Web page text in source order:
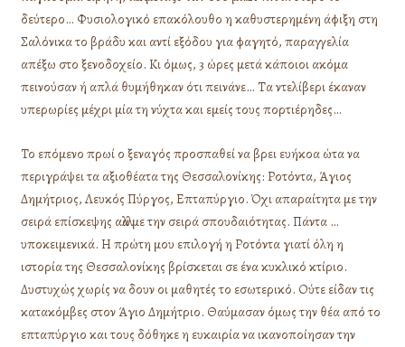
δεύτερο… Φυσιολογικό επακόλουθο η καθυστερημένη άφιξη στη
Σαλόνικα το βράδυ και αντί εξόδου για φαγητό, παραγγελία
απέξω στο ξενοδοχείο. Κι όμως, 3 ώρες μετά κάποιοι ακόμα
πεινούσαν ή απλά θυμήθηκαν ότι πεινάνε… Τα ντελίβερι έκαναν
υπερωρίες μέχρι μία τη νύχτα και εμείς τους πορτιέρηδες…
Το επόμενο πρωί ο ξεναγός προσπαθεί να βρει ευήκοα ώτα να
περιγράψει τα αξιοθέατα της Θεσσαλονίκης: Ροτόντα, Άγιος
Δημήτριος, Λευκός Πύργος, Επταπύργιο. Όχι απαραίτητα με την
σειρά επίσκεψης αλλά με την σειρά σπουδαιότητας. Πάντα …
υποκειμενικά. Η πρώτη μου επιλογή η Ροτόντα γιατί όλη η
ιστορία της Θεσσαλονίκης βρίσκεται σε ένα κυκλικό κτίριο.
Δυστυχώς χωρίς να δουν οι μαθητές το εσωτερικό. Ούτε είδαν τις
κατακόμβες στον Άγιο Δημήτριο. Θαύμασαν όμως την θέα από το
επταπύργιο και τους δόθηκε η ευκαιρία να ικανοποίησαν την